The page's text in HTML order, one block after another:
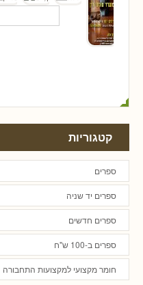
קטגוריות
ספרים
ספרים יד שניה
ספרים חדשים
ספרים ב-100 ש"ח
חומר מקצועי למקצועות התחבורה